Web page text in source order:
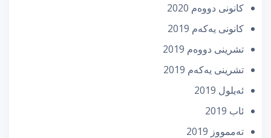
كانونی دووه‌م 2020
كانونی یه‌كه‌م 2019
تشرینی دووه‌م 2019
تشرینی یه‌كه‌م 2019
ئه‌یلول 2019
ئاب 2019
تەممووز 2019